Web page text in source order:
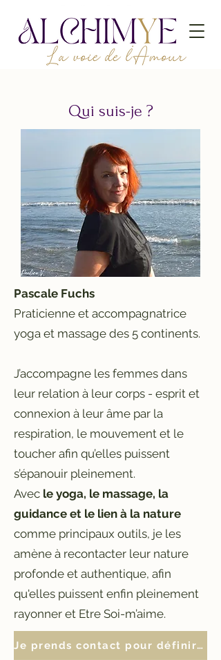
Qui suis-je ?
Pascale Fuchs
Praticienne et accompagnatrice
yoga et massage des 5 continents.
J’accompagne les femmes dans
leur relation à leur corps - esprit et
connexion à leur âme par la
respiration, le mouvement et le
toucher afin qu’elles puissent
s’épanouir pleinement.
Avec le yoga, le massage, la
guidance et le lien à la nature
comme principaux outils, je les
amène à recontacter leur nature
profonde et authentique, afin
qu'elles puissent enfin pleinement
rayonner et Etre Soi-m’aime.
Je prends contact pour définir mes besoins du moment